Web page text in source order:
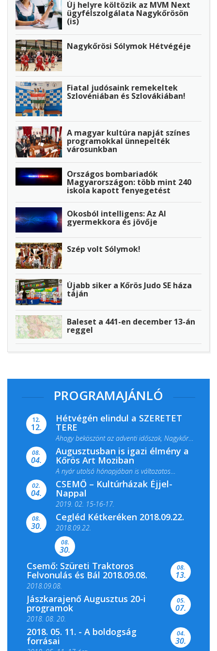
Új helyre költözik az MVM Next
ügyfélszolgálata Nagykőrösön
(is)
Nagykőrösi Sólymok Hétvégéje
Fiatal judósaink remekeltek
Szlovéniában és Szlovákiában!
A magyar kultúra napját színes
programokkal ünnepelték
városunkban
Országos bombariadók
Magyarországon: több mint 240
iskola kapott fenyegetést
Okosból intelligens: Az AI
gyermekkora és jövője
Szép volt Sólymok!
Újabb siker a Kőrös Judo SE háza
táján
Baleset a 441-en december 13-án
reggel
PROGRAMAJÁNLÓ
12.
12.
Hétvégén elindul a SZERETET
TERE
Ahogy beköszönt az adventi időszak, Nagykőrös
ismét megtelik ünnepi fénnyel és közös...
08.
04.
Augusztusban is igazi élmény a
Kőrös Art Moziban
A nyár utolsó hónapjában is változatos
filmkínálattal, családi...
02.
04.
CSEMŐ – Kultúrházak Éjjel-
Nappal
2019. 02. 15-16-17.
Színes és tartalmas programokkal várja a
Csemői Községi Könyvtár és...
08.
30.
Cegléd Kétkeréken 2018.09.22.
2018.09.22.
08.
30.
Csemő: Szüreti Traktoros
Felvonulás és Bál 2018.09.08.
2018.09.08.
08.
13.
Jászkarajenő Augusztus 20-i
programok
2018. 08. 20.
05.
07.
2018. 05. 11. - A boldogság
forrásai
04.
30.